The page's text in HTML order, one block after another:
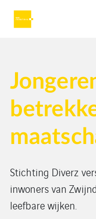
Stichting Diverz
inwoners van
leefbare wijken.